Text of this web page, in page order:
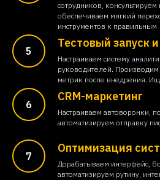
сотрудников,
обеспечиваем мягкий
инструментов к правильным
Тестовый запуск
Настраиваем систему
руководителей. Производим
метрик после внедрения.
CRM-маркетинг
Настраиваем автоворонки,
автоматизируем отправку
Оптимизация
Дорабатываем интерфейс,
автоматизируем рутину,